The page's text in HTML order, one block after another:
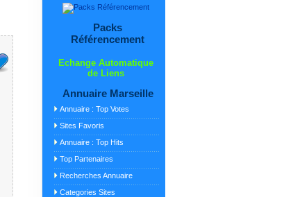
Packs
Référencement
Echange Automatique
de Liens
Annuaire Marseille
Annuaire : Top Votes
Sites Favoris
Annuaire : Top Hits
Top Partenaires
Recherches Annuaire
Categories Sites